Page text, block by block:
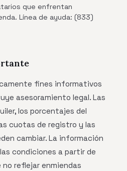
que enfrentan
Línea de ayuda: (833)
fines informativos
asesoramiento legal. Las
los porcentajes del
cuotas de registro y las
cambiar. La información
condiciones a partir de
reflejar enmiendas